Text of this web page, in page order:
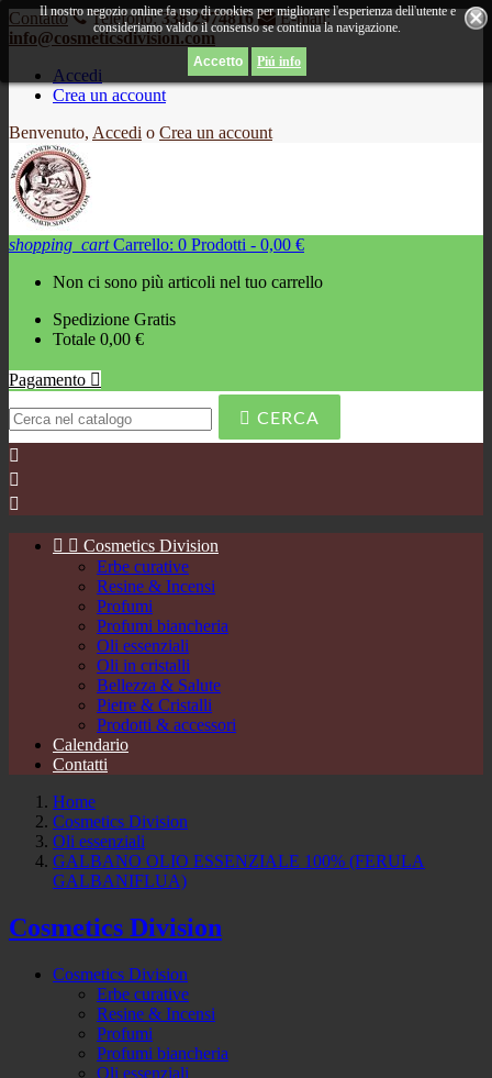
Contatto Telefono: 338 2974816
E-mail:
info@cosmeticsdivision.com
Accedi
Crea un account
Benvenuto, Accedi o Crea un account
shopping_cart Carrello: 0 Prodotti - 0,00 €
Non ci sono più articoli nel tuo carrello
Spedizione Gratis
Totale 0,00 €
Pagamento 
 CERCA
Il nostro negozio online fa uso di cookies per migliorare l'esperienza dell'utente e
consideriamo valido il consenso se continua la navigazione.
Piú info



  Cosmetics Division
Erbe curative
Resine & Incensi
Profumi
Profumi biancheria
Oli essenziali
Oli in cristalli
Bellezza & Salute
Pietre & Cristalli
Prodotti & accessori
Calendario
Contatti
Home
Cosmetics Division
Oli essenziali
GALBANO OLIO ESSENZIALE 100% (FERULA
GALBANIFLUA)
Cosmetics Division
Cosmetics Division
Erbe curative
Resine & Incensi
Profumi
Profumi biancheria
Oli essenziali